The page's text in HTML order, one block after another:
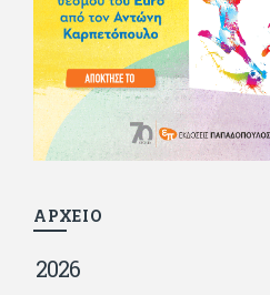
ευχαριστημένοι από τη
στον Sport Fm (όπου έχει κλείσει
Sportday. Επαίρεται ότι λίγοι
ποδόσφαιρο από τον ίδιο και
γιατί είναι μέλος της γενιάς που
σε όλα τα σπορ. Δεν είναι
βρίσκουν το κουράγιο να το
φίλους του δεν πληρώνει
παιδιά. Απειλεί ότι θα γράφει
ΑΡΧΕΙΟ
2026